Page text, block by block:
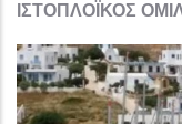
ΙΣΤΟΠΛΟΪΚΟΣ